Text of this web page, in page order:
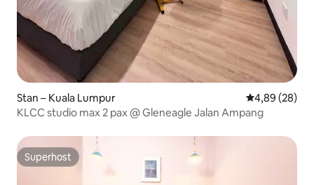
Stan – Kuala Lumpur Prosječna
4,89 (28)
KLCC studio max 2 pax @ Gleneagle Jalan Ampang
Superhost
Superhost